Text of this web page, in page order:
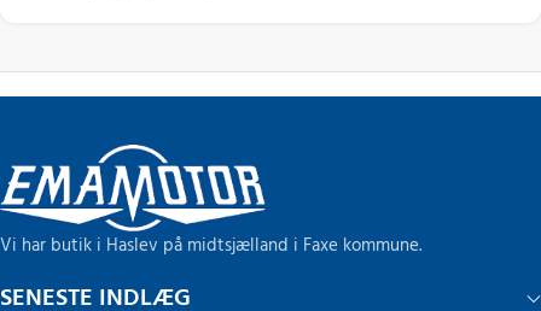
Vi har butik i Haslev på midtsjælland i Faxe kommune.
SENESTE INDLÆG